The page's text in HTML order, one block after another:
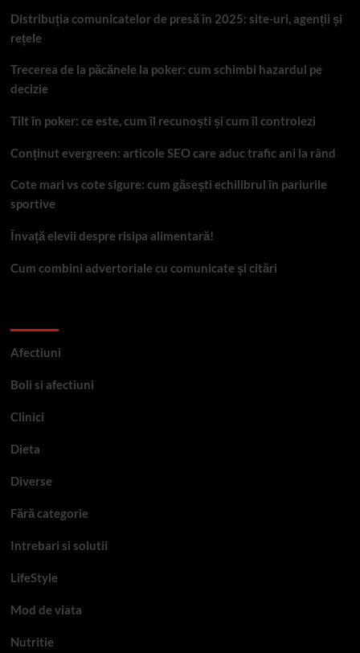
Distribuția comunicatelor de presă în 2025: site-uri, agenții și
rețele
Trecerea de la păcănele la poker: cum schimbi hazardul pe
decizie
Tilt în poker: ce este, cum îl recunoști și cum îl controlezi
Conținut evergreen: articole SEO care aduc trafic ani la rând
Cote mari vs cote sigure: cum găsești echilibrul în pariurile
sportive
Învață elevii despre risipa alimentară!
Cum combini advertoriale cu comunicate și citări
Afectiuni
Boli si afectiuni
Clinici
Dieta
Diverse
Fără categorie
Intrebari si solutii
LifeStyle
Mod de viata
Nutritie